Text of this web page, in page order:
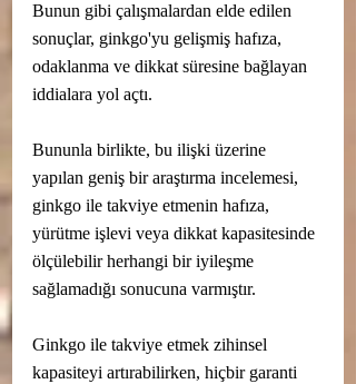
Bunun gibi çalışmalardan elde edilen
sonuçlar, ginkgo'yu gelişmiş hafıza,
odaklanma ve dikkat süresine bağlayan
iddialara yol açtı.
Bununla birlikte, bu ilişki üzerine
yapılan geniş bir araştırma incelemesi,
ginkgo ile takviye etmenin hafıza,
yürütme işlevi veya dikkat kapasitesinde
ölçülebilir herhangi bir iyileşme
sağlamadığı sonucuna varmıştır.
Ginkgo ile takviye etmek zihinsel
kapasiteyi artırabilirken, hiçbir garanti